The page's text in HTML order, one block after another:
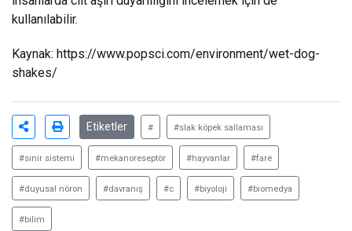
kullanılabilir.
Kaynak: https://www.popsci.com/environment/wet-dog-
shakes/
Etiketler # #slak köpek sallaması
#sinir sistemi #mekanoreseptör #hayvanlar #fare
#duyusal nöron #davranış #c #biyoloji #biomedya
#bilim